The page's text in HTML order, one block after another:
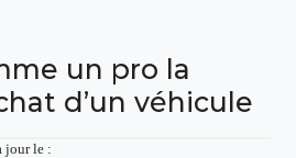
un pro la
d’un véhicule
jour le :